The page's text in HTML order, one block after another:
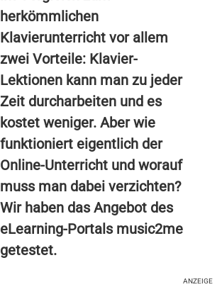
herkömmlichen
Klavierunterricht vor allem
zwei Vorteile: Klavier-
Lektionen kann man zu jeder
Zeit durcharbeiten und es
kostet weniger. Aber wie
funktioniert eigentlich der
Online-Unterricht und worauf
muss man dabei verzichten?
Wir haben das Angebot des
eLearning-Portals music2me
getestet.
ANZEIGE